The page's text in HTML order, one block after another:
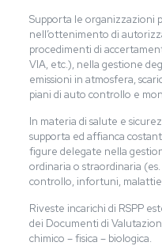
Supporta le organizzazioni
nell’ottenimento di
procedimenti di
VIA, etc.), nella gestione
emissioni in atmosfera,
piani di auto controllo e
In materia di salute e
supporta ed affianca
figure delegate nella
ordinaria o straordinaria
controllo, infortuni,
Riveste incarichi di RSPP
dei Documenti di
chimico – fisica – biologica.